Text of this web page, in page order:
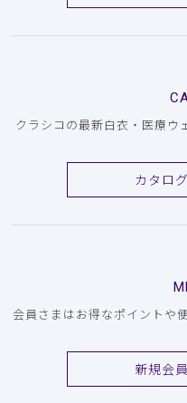
クラシコの最新白衣・医療ウ
カタロ
会員さまはお得なポイントや
新規会